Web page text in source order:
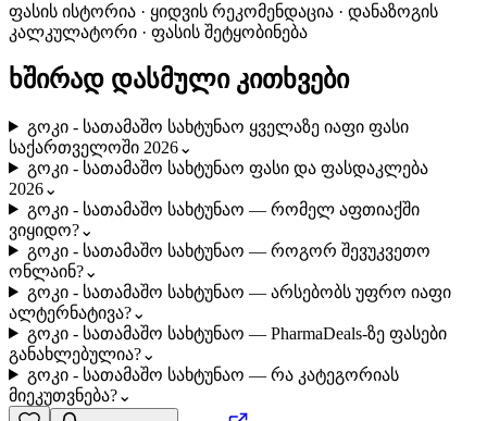
ფასის ისტორია · ყიდვის რეკომენდაცია · დანაზოგის
კალკულატორი · ფასის შეტყობინება
ხშირად დასმული კითხვები
გოკი - სათამაშო სახტუნაო ყველაზე იაფი ფასი
საქართველოში 2026⌄
გოკი - სათამაშო სახტუნაო ფასი და ფასდაკლება
2026⌄
გოკი - სათამაშო სახტუნაო — რომელ აფთიაქში
ვიყიდო?⌄
გოკი - სათამაშო სახტუნაო — როგორ შევუკვეთო
ონლაინ?⌄
გოკი - სათამაშო სახტუნაო — არსებობს უფრო იაფი
ალტერნატივა?⌄
გოკი - სათამაშო სახტუნაო — PharmaDeals-ზე ფასები
განახლებულია?⌄
გოკი - სათამაშო სახტუნაო — რა კატეგორიას
მიეკუთვნება?⌄